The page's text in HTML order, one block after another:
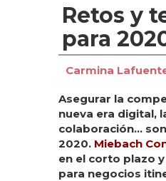
Retos y
para
Carmina
Asegurar la
nueva era digital,
colaboración…
2020. Miebach
en el corto plazo
para negocios